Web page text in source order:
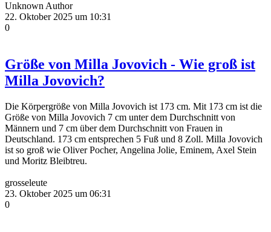
Unknown Author
22. Oktober 2025 um 10:31
0
Größe von Milla Jovovich - Wie groß ist
Milla Jovovich?
Die Körpergröße von Milla Jovovich ist 173 cm. Mit 173 cm ist die
Größe von Milla Jovovich 7 cm unter dem Durchschnitt von
Männern und 7 cm über dem Durchschnitt von Frauen in
Deutschland. 173 cm entsprechen 5 Fuß und 8 Zoll. Milla Jovovich
ist so groß wie Oliver Pocher, Angelina Jolie, Eminem, Axel Stein
und Moritz Bleibtreu.
grosseleute
23. Oktober 2025 um 06:31
0